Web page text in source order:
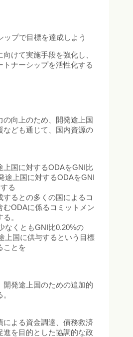
ップで目標を達成しよう
けて実施手段を強化し、
トナーシップを活性化する
の向上のため、開発途上国
なども通じて、国内資源の
上国に対するODAをGNI比
途上国に対するODAをGNI
る
するとの多くの国によるコ
むODAに係るコミットメン
。
なくともGNI比0.20%の
上国に供与するという目標
ことを
開発途上国のための追加的
による資金調達、債務救済
進を目的とした協調的な政